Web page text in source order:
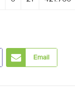
Email